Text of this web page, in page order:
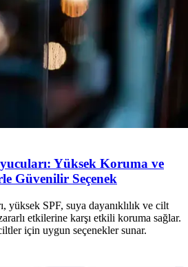
Yüksek Koruma ve
Güvenilir Seçenek
yüksek SPF, suya dayanıklılık ve cilt
etkilerine karşı etkili koruma sağlar.
için uygun seçenekler sunar.